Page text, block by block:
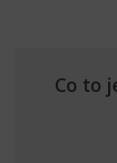
Co to